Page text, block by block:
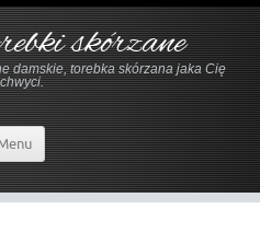
skórzane
damskie, torebka skórzana jaka Cię